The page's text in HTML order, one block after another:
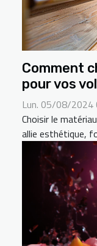
Comment
pour vos
Lun. 05/08/2024
Choisir le
allie esthétique,